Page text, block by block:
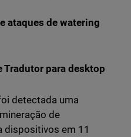
ataques de watering
Tradutor para desktop
detectada uma
de
dispositivos em 11